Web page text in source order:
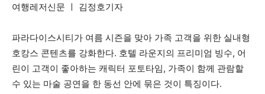
여행레저신문 ㅣ 김정호기자
파라다이스시티가 여름 시즌을 맞아 가족 고객을 위한 실내형
호캉스 콘텐츠를 강화한다. 호텔 라운지의 프리미엄 빙수, 어
린이 고객이 좋아하는 캐릭터 포토타임, 가족이 함께 관람할
수 있는 마술 공연을 한 동선 안에 묶은 것이 특징이다.